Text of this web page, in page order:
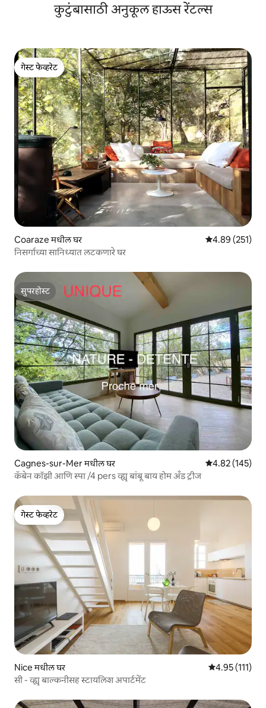
कुटुंबासाठी अनुकूल हाऊस रेंटल्स
गेस्ट फेव्हरेट
गेस्ट फेव्हरेट
Coaraze मधील घर 5 पैकी 4.89
4.89 (251)
निसर्गाच्या सानिध्यात लटकणारे घर
सुपरहोस्ट
सुपरहोस्ट
Cagnes-sur-Mer मधील घर 5 पैकी 4.82
4.82 (145)
कॅबेन कॉझी आणि स्पा /4 pers व्ह्यू बांबू बाय होम अँड ट्रीज
गेस्ट फेव्हरेट
गेस्ट फेव्हरेट
Nice मधील घर 5 पैकी 4.95
4.95 (111)
सी - व्ह्यू बाल्कनीसह स्टायलिश अपार्टमेंट